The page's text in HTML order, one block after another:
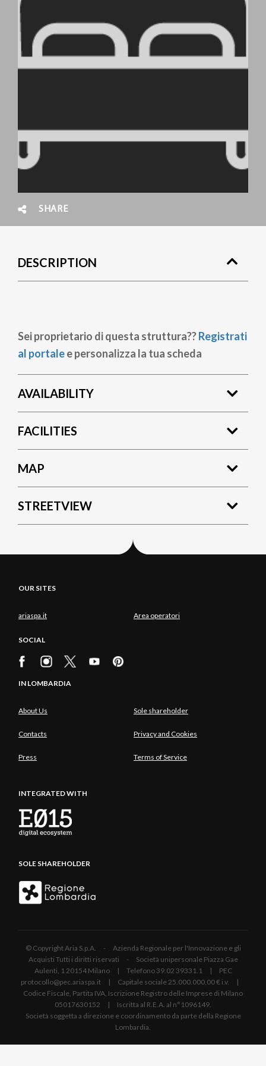
SHARE
DESCRIPTION
Sei proprietario di questa struttura??Registrati
al portalee personalizza la tua scheda
AVAILABILITY
FACILITIES
MAP
STREETVIEW
OUR SITES
ariaspa.it Area operatori
SOCIAL
IN LOMBARDIA
About Us Sole shareholder
Contacts Privacy and Cookies
Press Terms of Service
INTEGRATED WITH
SOLE SHAREHOLDER
© Copyright Aria S.p.A. - Azienda Regionale per l'Innovazione e gli
Acquisti Tutti i diritti riservati - Società unipersonale Piazza Gae
Aulenti, 1 20154 Milano | Telefono 39.02 39331.1 | PEC
protocollo@pec.ariaspa.it | Capitale sociale 25.000.000,00 € i.v. |
Codice Fiscale, Partita IVA, Iscrizione Registro delle Imprese di Milano
05017630152 | Iscritta al R.E.A. al n°1096149.
Società soggetta a direzione e coordinamento da parte della Regione
Lombardia.